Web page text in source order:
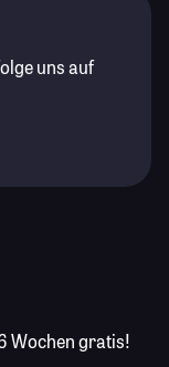
uns auf
Wochen gratis!